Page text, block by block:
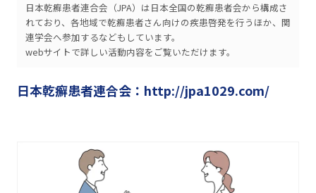
日本乾癬患者連合会（JPA）は日本全国の乾癬患者会から構成さ
れており、各地域で乾癬患者さん向けの疾患啓発を行うほか、関
連学会へ参加するなどもしています。
webサイトで詳しい活動内容をご覧いただけます。
日本乾癬患者連合会：http://jpa1029.com/